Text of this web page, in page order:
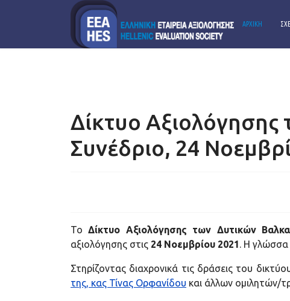
ΑΡΧΙΚΗ
Δίκτυο
Συνέδριο, 24
ΤοΔίκτυο Αξιολόγησης των Δυτικών
αξιολόγησης στις 24 Νοεμβρίου 2021. Η γλώσσα
Στηρίζοντας διαχρονικά τις δράσεις του
της, κας Τίνας Ορφανίδου και άλλων ομιλητών/